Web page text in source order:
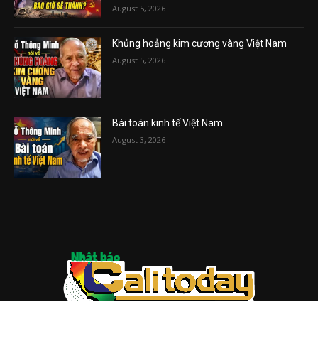
August 5, 2026
Khủng hoảng kim cương vàng Việt Nam
August 5, 2026
Bài toán kinh tế Việt Nam
August 3, 2026